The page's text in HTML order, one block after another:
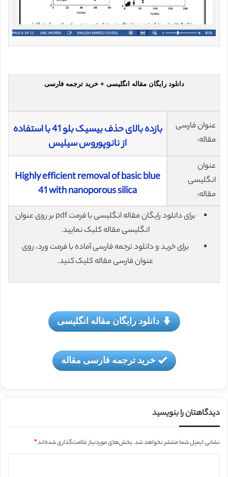
دانلود رایگان مقاله انگلیسی + خرید ترجمه فارسی
عنوان فارسی
مقاله:
بازده بالای حذف بیسیک بلو 41 با استفاده
از نانوپوروس سیلیس
عنوان
انگلیسی
مقاله:
Highly efficient removal of basic blue
41 with nanoporous silica
برای دانلود رایگان مقاله انگلیسی با فرمت pdf بر روی عنوان
انگلیسی مقاله کلیک نمایید.
برای خرید و دانلود ترجمه فارسی آماده با فرمت ورد، روی
عنوان فارسی مقاله کلیک کنید.
دانلود رایگان مقاله انگلیسی
خرید ترجمه فارسی مقاله
دیدگاهتان را بنویسید
نشانی ایمیل شما منتشر نخواهد شد.بخش‌های موردنیاز علامت‌گذاری شده‌اند*